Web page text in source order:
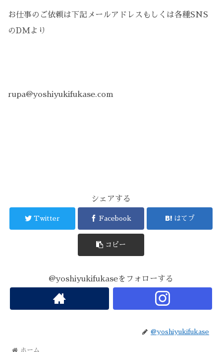
お仕事のご依頼は下記メールアドレスもしくは各種SNS
のDMより
rupa@yoshiyukifukase.com
シェアする
Twitter Facebook はてブ
コピー
@yoshiyukifukaseをフォローする
@yoshiyukifukase
ホーム